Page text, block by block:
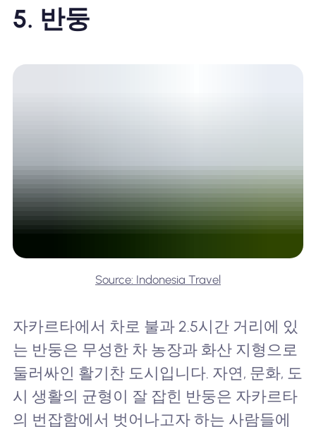
5. 반둥
Source: Indonesia Travel
자카르타에서 차로 불과 2.5시간 거리에 있
는 반둥은 무성한 차 농장과 화산 지형으로
둘러싸인 활기찬 도시입니다. 자연, 문화, 도
시 생활의 균형이 잘 잡힌 반둥은 자카르타
의 번잡함에서 벗어나고자 하는 사람들에